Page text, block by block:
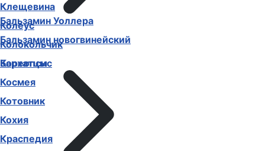
Бальзамин Уоллера
Бальзамин новогвинейский
Бархатцы
Клещевина
Колеус
Колокольчик
Кореопсис
Космея
Котовник
Кохия
Краспедия